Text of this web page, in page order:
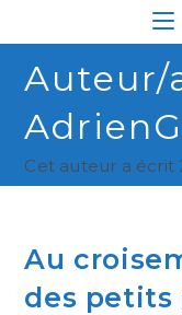
Auteur/
AdrienG
Cet auteur a écrit
Au
des petits